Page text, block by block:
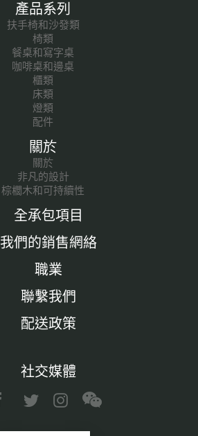
產品系列
扶手椅和沙發類
椅類
餐桌和寫字桌
咖啡桌和邊桌
櫃類
床類
燈類
配件
關於
關於
非凡的設計
棕櫚木和可持續性
全承包項目
我們的銷售網絡
職業
聯繫我們
配送政策
社交媒體